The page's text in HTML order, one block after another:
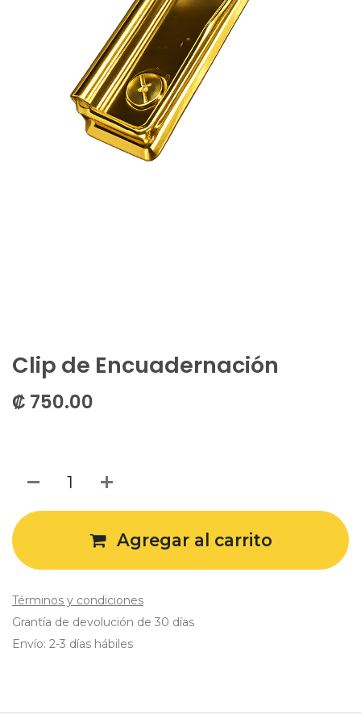
Clip de Encuadernación
₡ 750.00
Agregar al carrito
Términos y condiciones
Grantía de devolución de 30 días
Envío: 2-3 días hábiles